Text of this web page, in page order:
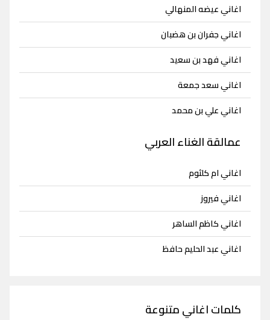
اغاني عيضه المنهالي
اغاني جفران بن هضبان
اغاني فهد بن سعيد
اغاني سعد جمعة
اغاني علي بن محمد
عمالقة الغناء العربي
اغاني ام كلثوم
اغاني فيروز
اغاني كاظم الساهر
اغاني عبد الحليم حافظ
كلمات اغاني متنوعة